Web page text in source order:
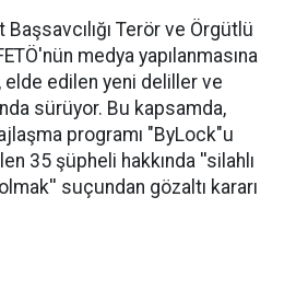
Terör ve Örgütlü
medya yapılanmasına
edilen yeni deliller ve
sürüyor. Bu kapsamda,
programı "ByLock"u
35 şüpheli hakkında ''silahlı
suçundan gözaltı kararı